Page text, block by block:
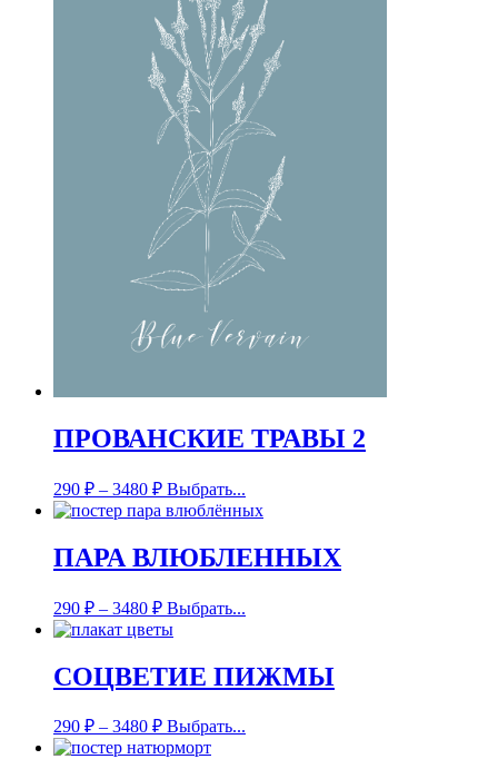
ПРОВАНСКИЕ ТРАВЫ 2
290 ₽ – 3480 ₽ Выбрать...
ПАРА ВЛЮБЛЕННЫХ
290 ₽ – 3480 ₽ Выбрать...
СОЦВЕТИЕ ПИЖМЫ
290 ₽ – 3480 ₽ Выбрать...